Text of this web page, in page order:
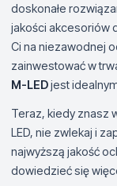
doskonałe
jakości akcesoriów
Ci na niezawodnej
zainwestować w
M-LEDjest
Teraz, kiedy znasz
LED, nie zwlekaj i
najwyższą jakość
dowiedzieć się